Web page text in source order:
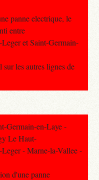
panne electrique, le
entre
et Saint-Germain-
les autres lignes de
Germain-en-Laye -
Le Haut-
- Marne-la-Vallee -
d'une panne